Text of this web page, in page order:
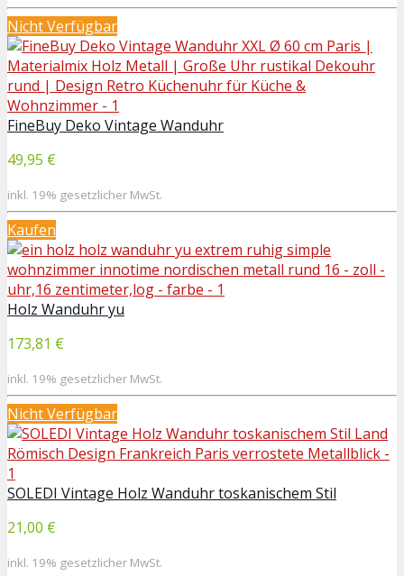
Nicht Verfügbar
FineBuy Deko Vintage Wanduhr
49,95 €
inkl. 19% gesetzlicher MwSt.
Kaufen
Holz Wanduhr yu
173,81 €
inkl. 19% gesetzlicher MwSt.
Nicht Verfügbar
SOLEDI Vintage Holz Wanduhr toskanischem Stil
21,00 €
inkl. 19% gesetzlicher MwSt.